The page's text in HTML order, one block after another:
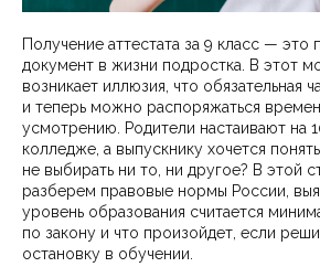
Получение аттестата за 9 класс — это
документ в жизни подростка. В этот
возникает иллюзия, что обязательная
и теперь можно распоряжаться
усмотрению. Родители настаивают на
колледже, а выпускнику хочется
не выбирать ни то, ни другое? В этой
разберем правовые нормы России,
уровень образования считается
по закону и что произойдет, если
остановку в обучении.